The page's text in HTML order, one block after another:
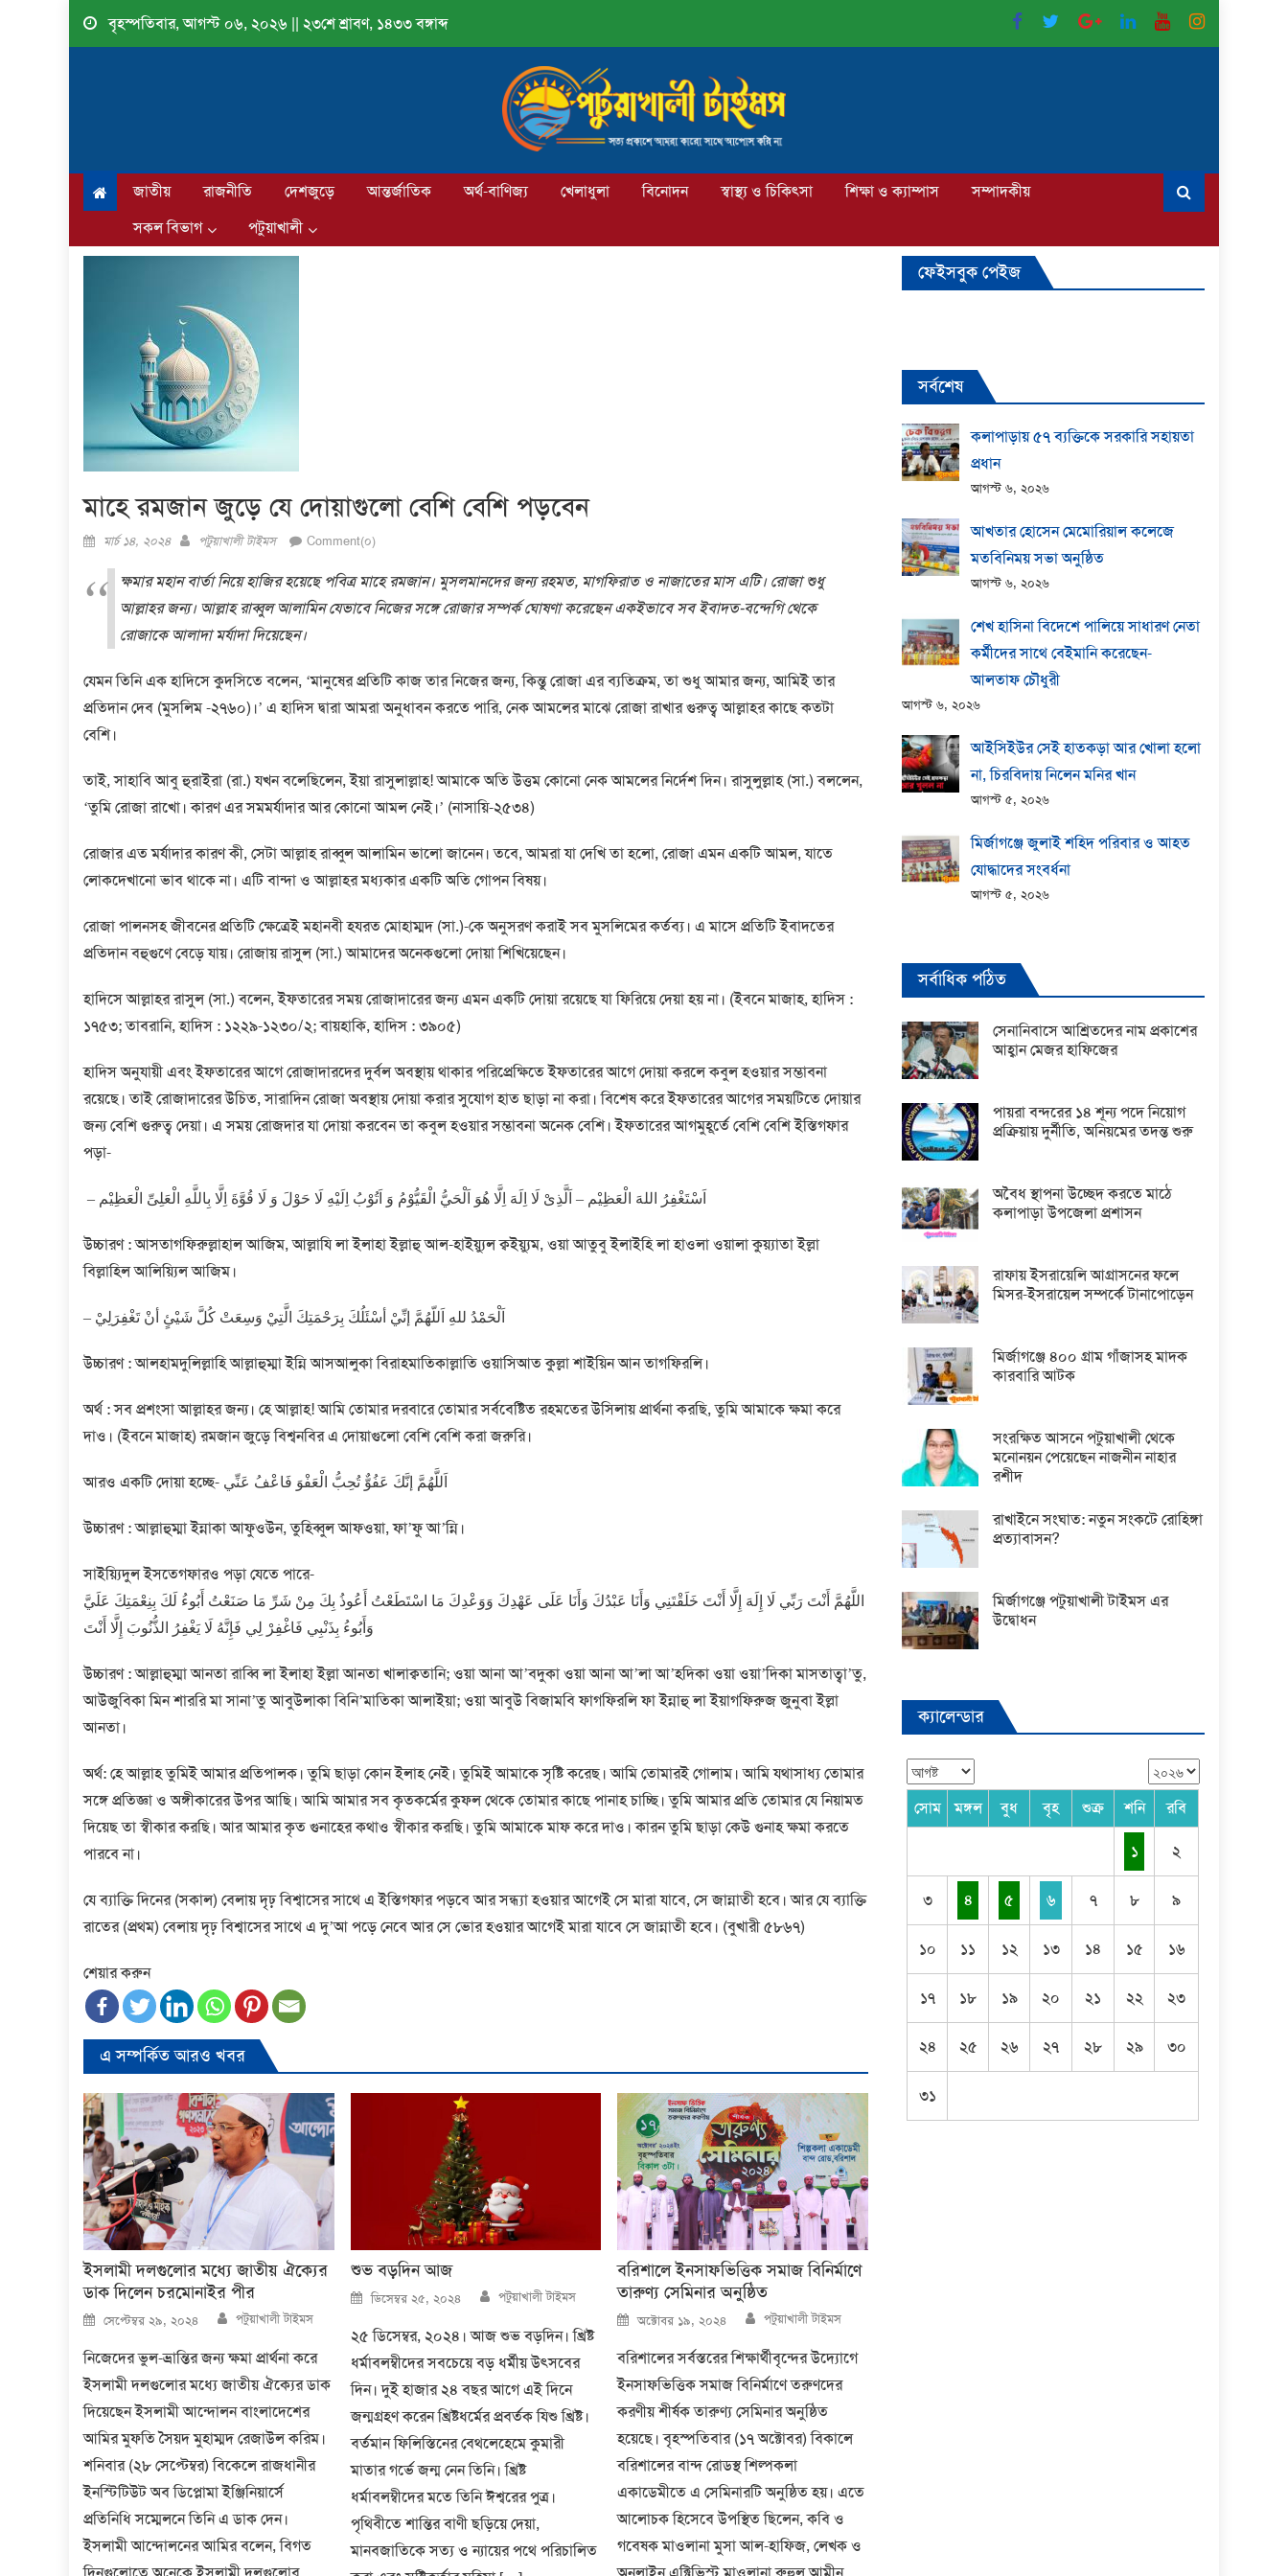
Skip
বৃহস্পতিবার, আগস্ট ০৬, ২০২৬ || ২৩শে শ্রাবণ, ১৪৩৩ বঙ্গাব্দ
জাতীয় রাজনীতি দেশজুড়ে আন্তর্জাতিক অর্থ-বাণিজ্য খেলাধুলা বিনোদন স্বাস্থ্য ও চিকিৎসা শিক্ষা ও ক্যাম্পাস
সম্পাদকীয়
সকল বিভাগ
পটুয়াখালী
মাহে রমজান জুড়ে যে দোয়াগুলো বেশি বেশি পড়বেন
Posted
মার্চ ১৪, ২০২৪ Author
পটুয়াখালী টাইমস Comment(০)
ক্ষমার মহান বার্তা নিয়ে হাজির হয়েছে পবিত্র মাহে রমজান। মুসলমানদের জন্য রহমত, মাগফিরাত ও নাজাতের মাস এটি। রোজা শুধু
আল্লাহর জন্য। আল্লাহ রাব্বুল আলামিন যেভাবে নিজের সঙ্গে রোজার সম্পর্ক ঘোষণা করেছেন একইভাবে সব ইবাদত-বন্দেগি থেকে
রোজাকে আলাদা মর্যাদা দিয়েছেন।
যেমন তিনি এক হাদিসে কুদসিতে বলেন, ‘মানুষের প্রতিটি কাজ তার নিজের জন্য, কিন্তু রোজা এর ব্যতিক্রম, তা শুধু আমার জন্য, আমিই তার
প্রতিদান দেব (মুসলিম -২৭৬০)।’ এ হাদিস দ্বারা আমরা অনুধাবন করতে পারি, নেক আমলের মাঝে রোজা রাখার গুরুত্ব আল্লাহর কাছে কতটা
বেশি।
তাই, সাহাবি আবু হুরাইরা (রা.) যখন বলেছিলেন, ইয়া রাসুলাল্লাহ! আমাকে অতি উত্তম কোনো নেক আমলের নির্দেশ দিন। রাসুলুল্লাহ (সা.) বললেন,
‘তুমি রোজা রাখো। কারণ এর সমমর্যাদার আর কোনো আমল নেই।’ (নাসায়ি-২৫৩৪)
রোজার এত মর্যাদার কারণ কী, সেটা আল্লাহ রাব্বুল আলামিন ভালো জানেন। তবে, আমরা যা দেখি তা হলো, রোজা এমন একটি আমল, যাতে
লোকদেখানো ভাব থাকে না। এটি বান্দা ও আল্লাহর মধ্যকার একটি অতি গোপন বিষয়।
রোজা পালনসহ জীবনের প্রতিটি ক্ষেত্রেই মহানবী হযরত মোহাম্মদ (সা.)-কে অনুসরণ করাই সব মুসলিমের কর্তব্য। এ মাসে প্রতিটি ইবাদতের
প্রতিদান বহুগুণে বেড়ে যায়। রোজায় রাসুল (সা.) আমাদের অনেকগুলো দোয়া শিখিয়েছেন।
হাদিসে আল্লাহর রাসুল (সা.) বলেন, ইফতারের সময় রোজাদারের জন্য এমন একটি দোয়া রয়েছে যা ফিরিয়ে দেয়া হয় না। (ইবনে মাজাহ, হাদিস :
১৭৫৩; তাবরানি, হাদিস : ১২২৯-১২৩০/২; বায়হাকি, হাদিস : ৩৯০৫)
হাদিস অনুযায়ী এবং ইফতারের আগে রোজাদারদের দুর্বল অবস্থায় থাকার পরিপ্রেক্ষিতে ইফতারের আগে দোয়া করলে কবুল হওয়ার সম্ভাবনা
রয়েছে। তাই রোজাদারের উচিত, সারাদিন রোজা অবস্থায় দোয়া করার সুযোগ হাত ছাড়া না করা। বিশেষ করে ইফতারের আগের সময়টিতে দোয়ার
জন্য বেশি গুরুত্ব দেয়া। এ সময় রোজদার যা দোয়া করবেন তা কবুল হওয়ার সম্ভাবনা অনেক বেশি। ইফতারের আগমুহূর্তে বেশি বেশি ইস্তিগফার
পড়া-
– اَسْتَغْفِرُ اللهَ الْعَظِيْم – اَلَّذِىْ لَا اِلَهَ اِلَّا هُوَ اَلْحَيُّ الْقَيُّوْمُ وَ اَتُوْبُ اِلَيْهِ لَا حَوْلَ وَ لَا قُوَّةَ اِلَّا بِاللَّهِ الْعَلِىِّ الْعَظِيْم
উচ্চারণ : আসতাগফিরুল্লাহাল আজিম, আল্লাযি লা ইলাহা ইল্লাহু আল-হাইয়্যুল ক্বইয়্যুম, ওয়া আতুবু ইলাইহি লা হাওলা ওয়ালা কুয়্যাতা ইল্লা
বিল্লাহিল আলিয়্যিল আজিম।
– اَلْحَمْدُ للهِ اَللّهُمَّ إنِّيْ أسْئَلُكَ بِرَحْمَتِكَ الَّتِيْ وَسِعَتْ كُلَّ شَيْئٍ أنْ تَغْفِرَلِيْ
উচ্চারণ : আলহামদুলিল্লাহি আল্লাহুম্মা ইন্নি আসআলুকা বিরাহমাতিকাল্লাতি ওয়াসিআত কুল্লা শাইয়িন আন তাগফিরলি।
অর্থ : সব প্রশংসা আল্লাহর জন্য। হে আল্লাহ! আমি তোমার দরবারে তোমার সর্ববেষ্টিত রহমতের উসিলায় প্রার্থনা করছি, তুমি আমাকে ক্ষমা করে
দাও। (ইবনে মাজাহ) রমজান জুড়ে বিশ্বনবির এ দোয়াগুলো বেশি বেশি করা জরুরি।
আরও একটি দোয়া হচ্ছে- اَﻟﻠَّﻬُﻢَّ ﺇﻧَّﻚَ ﻋَﻔُﻮٌّ ﺗُﺤِﺐُّ اﻟْﻌَﻔْﻮَ ﻓَﺎﻋْﻒُ ﻋَﻨِّﻲ
উচ্চারণ : আল্লাহুম্মা ইন্নাকা আফুওউন, তুহিব্বুল আফওয়া, ফা’ফু আ’ন্নি।
সাইয়্যিদুল ইসতেগফারও পড়া যেতে পারে-
اللَّهُمَّ أَنْتَ رَبِّي لَا إِلَهَ إِلَّا أَنْتَ خَلَقْتَنِي وَأَنَا عَبْدُكَ وَأَنَا عَلَى عَهْدِكَ وَوَعْدِكَ مَا اسْتَطَعْتُ أَعُوذُ بِكَ مِنْ شَرِّ مَا صَنَعْتُ أَبُوءُ لَكَ بِنِعْمَتِكَ عَلَيَّ
وَأَبُوءُ بِذَنْبِي فَاغْفِرْ لِي فَإِنَّهُ لَا يَغْفِرُ الذُّنُوبَ إِلَّا أَنْتَ
উচ্চারণ : আল্লাহুম্মা আনতা রাব্বি লা ইলাহা ইল্লা আনতা খালাক্বতানি; ওয়া আনা আ’বদুকা ওয়া আনা আ’লা আ’হদিকা ওয়া ওয়া’দিকা মাসতাত্বা’তু,
আউজুবিকা মিন শাররি মা সানা’তু আবুউলাকা বিনি’মাতিকা আলাইয়া; ওয়া আবুউ বিজামবি ফাগফিরলি ফা ইন্নাহু লা ইয়াগফিরুজ জুনুবা ইল্লা
আনতা।
অর্থ: হে আল্লাহ তুমিই আমার প্রতিপালক। তুমি ছাড়া কোন ইলাহ নেই। তুমিই আমাকে সৃষ্টি করেছ। আমি তোমারই গোলাম। আমি যথাসাধ্য তোমার
সঙ্গে প্রতিজ্ঞা ও অঙ্গীকারের উপর আছি। আমি আমার সব কৃতকর্মের কুফল থেকে তোমার কাছে পানাহ চাচ্ছি। তুমি আমার প্রতি তোমার যে নিয়ামত
দিয়েছ তা স্বীকার করছি। আর আমার কৃত গুনাহের কথাও স্বীকার করছি। তুমি আমাকে মাফ করে দাও। কারন তুমি ছাড়া কেউ গুনাহ ক্ষমা করতে
পারবে না।
যে ব্যাক্তি দিনের (সকাল) বেলায় দৃঢ় বিশ্বাসের সাথে এ ইস্তিগফার পড়বে আর সন্ধ্যা হওয়ার আগেই সে মারা যাবে, সে জান্নাতী হবে। আর যে ব্যাক্তি
রাতের (প্রথম) বেলায় দৃঢ় বিশ্বাসের সাথে এ দু’আ পড়ে নেবে আর সে ভোর হওয়ার আগেই মারা যাবে সে জান্নাতী হবে। (বুখারী ৫৮৬৭)
শেয়ার করুন
এ সম্পর্কিত আরও খবর
ইসলামী দলগুলোর মধ্যে জাতীয় ঐক্যের
ডাক দিলেন চরমোনাইর পীর
Posted
on
সেপ্টেম্বর ২৯, ২০২৪ Author
পটুয়াখালী টাইমস
নিজেদের ভুল-ভ্রান্তির জন্য ক্ষমা প্রার্থনা করে
ইসলামী দলগুলোর মধ্যে জাতীয় ঐক্যের ডাক
দিয়েছেন ইসলামী আন্দোলন বাংলাদেশের
আমির মুফতি সৈয়দ মুহাম্মদ রেজাউল করিম।
শনিবার (২৮ সেপ্টেম্বর) বিকেলে রাজধানীর
ইনস্টিটিউট অব ডিপ্লোমা ইঞ্জিনিয়ার্সে
প্রতিনিধি সম্মেলনে তিনি এ ডাক দেন।
ইসলামী আন্দোলনের আমির বলেন, বিগত
শুভ বড়দিন আজ
Posted
on
ডিসেম্বর ২৫, ২০২৪ Author
পটুয়াখালী টাইমস
২৫ ডিসেম্বর, ২০২৪। আজ শুভ বড়দিন। খ্রিষ্ট
ধর্মাবলম্বীদের সবচেয়ে বড় ধর্মীয় উৎসবের
দিন। দুই হাজার ২৪ বছর আগে এই দিনে
জন্মগ্রহণ করেন খ্রিষ্টধর্মের প্রবর্তক যিশু খ্রিষ্ট।
বর্তমান ফিলিস্তিনের বেথলেহেমে কুমারী
মাতার গর্ভে জন্ম নেন তিনি। খ্রিষ্ট
ধর্মাবলম্বীদের মতে তিনি ঈশ্বরের পুত্র।
পৃথিবীতে শান্তির বাণী ছড়িয়ে দেয়া,
মানবজাতিকে সত্য ও ন্যায়ের পথে পরিচালিত
বরিশালে ইনসাফভিত্তিক সমাজ বিনির্মাণে
তারুণ্য সেমিনার অনুষ্ঠিত
Posted
on
অক্টোবর ১৯, ২০২৪ Author
পটুয়াখালী টাইমস
বরিশালের সর্বস্তরের শিক্ষার্থীবৃন্দের উদ্যোগে
ইনসাফভিত্তিক সমাজ বিনির্মাণে তরুণদের
করণীয় শীর্ষক তারুণ্য সেমিনার অনুষ্ঠিত
হয়েছে। বৃহস্পতিবার (১৭ অক্টোবর) বিকালে
বরিশালের বান্দ রোডস্থ শিল্পকলা
একাডেমীতে এ সেমিনারটি অনুষ্ঠিত হয়। এতে
আলোচক হিসেবে উপস্থিত ছিলেন, কবি ও
গবেষক মাওলানা মুসা আল-হাফিজ, লেখক ও
ফেইসবুক পেইজ
সর্বশেষ
কলাপাড়ায় ​৫৭ ব্যক্তিকে সরকারি সহায়তা
প্রধান
আগস্ট ৬, ২০২৬
আখতার হোসেন মেমোরিয়াল কলেজে
মতবিনিময় সভা অনুষ্ঠিত
আগস্ট ৬, ২০২৬
শেখ হাসিনা বিদেশে পালিয়ে সাধারণ নেতা
কর্মীদের সাথে বেইমানি করেছেন-
আলতাফ চৌধুরী
আগস্ট ৬, ২০২৬
আইসিইউর সেই হাতকড়া আর খোলা হলো
না, চিরবিদায় নিলেন মনির খান
আগস্ট ৫, ২০২৬
মির্জাগঞ্জে জুলাই শহিদ পরিবার ও আহত
যোদ্ধাদের সংবর্ধনা
আগস্ট ৫, ২০২৬
সর্বাধিক পঠিত
সেনানিবাসে আশ্রিতদের নাম প্রকাশের
আহ্বান মেজর হাফিজের
পায়রা বন্দরের ১৪ শূন্য পদে নিয়োগ
প্রক্রিয়ায় দুর্নীতি, অনিয়মের তদন্ত শুরু
অবৈধ স্থাপনা উচ্ছেদ করতে মাঠে
কলাপাড়া উপজেলা প্রশাসন
রাফায় ইসরায়েলি আগ্রাসনের ফলে
মিসর-ইসরায়েল সম্পর্কে টানাপোড়েন
মির্জাগঞ্জে ৪০০ গ্রাম গাঁজাসহ মাদক
কারবারি আটক
সংরক্ষিত আসনে পটুয়াখালী থেকে
মনোনয়ন পেয়েছেন নাজনীন নাহার
রশীদ
রাখাইনে সংঘাত: নতুন সংকটে রোহিঙ্গা
প্রত্যাবাসন?
মির্জাগঞ্জে পটুয়াখালী টাইমস এর
উদ্বোধন
ক্যালেন্ডার
সোম মঙ্গল বুধ বৃহ শুক্র শনি রবি
১ ২
৩ ৪ ৫ ৬ ৭ ৮ ৯
১০ ১১ ১২ ১৩ ১৪ ১৫ ১৬
১৭ ১৮ ১৯ ২০ ২১ ২২ ২৩
২৪ ২৫ ২৬ ২৭ ২৮ ২৯ ৩০
৩১